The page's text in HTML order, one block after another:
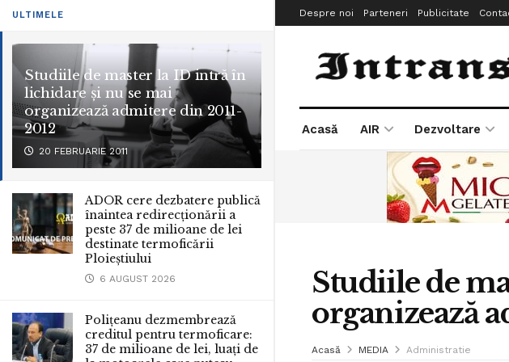
ULTIMELE
Studiile de master la ID intră în
lichidare şi nu se mai
organizează admitere din 2011-
2012
20 FEBRUARIE 2011
ADOR cere dezbatere publică
înaintea redirecționării a
peste 37 de milioane de lei
destinate termoficării
Ploieștiului
6 AUGUST 2026
Polițeanu dezmembrează
creditul pentru termoficare:
37 de milioane de lei, luați de
Despre noi Parteneri Publicitate
Acasă AIR Dezvoltare
Studiile de
organizează
Acasă MEDIA Administratie